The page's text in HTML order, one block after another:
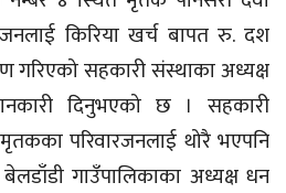
किरिया खर्च बापत रु. दश
गरिएको सहकारी संस्थाका अध्यक्ष
दिनुभएको छ । सहकारी
परिवारजनलाई थोरै भएपनि
गाउँपालिकाका अध्यक्ष धन